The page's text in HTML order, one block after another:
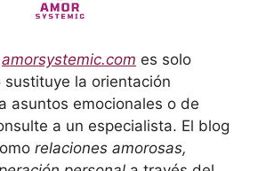
amorsystemic.com es solo
la orientación
asuntos emocionales o de
a un especialista. El blog
relaciones amorosas,